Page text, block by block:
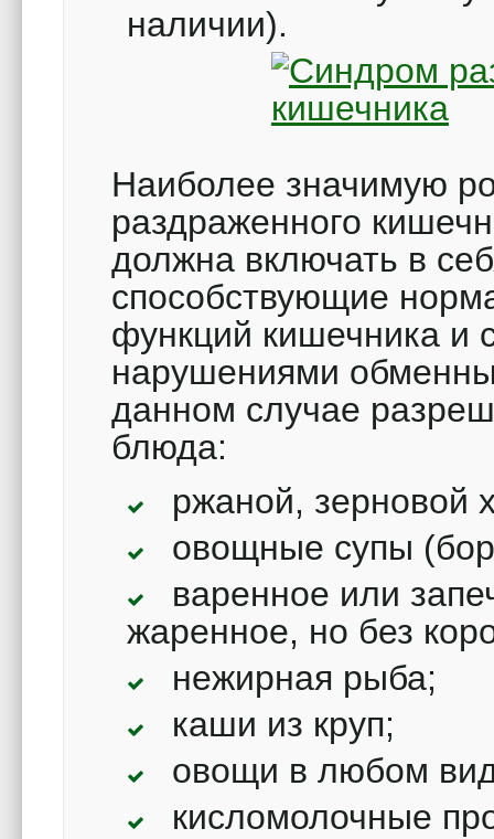
наличии).
Наиболее значимую
раздраженного
должна включать в
способствующие
функций кишечника и
нарушениями
данном случае
блюда:
ржаной, зерновой
овощные супы
варенное или
жаренное, но без
нежирная рыба;
каши из круп;
овощи в любом
кисломолочные